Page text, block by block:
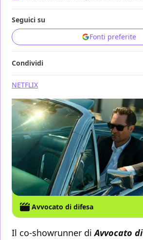
Seguici su
Fonti preferite
Condividi
NETFLIX
Avvocato di difesa
Il co-showrunner diAvvocato